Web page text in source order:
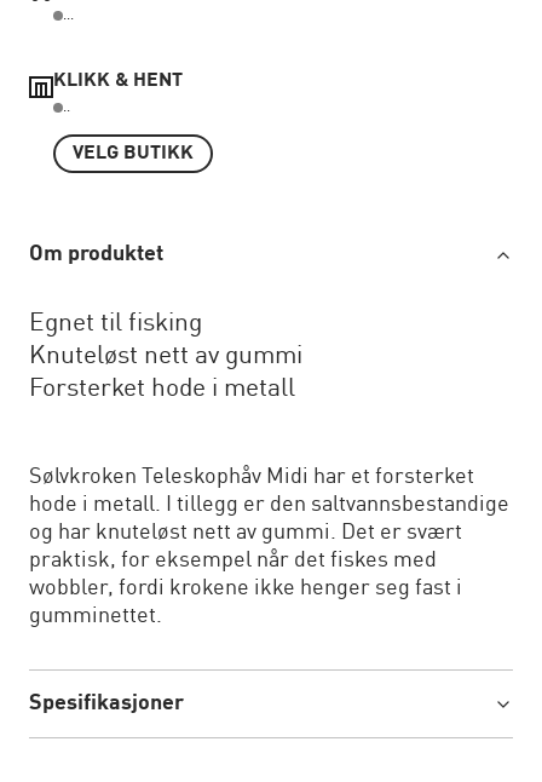
...
KLIKK & HENT
..
VELG BUTIKK
Om produktet
Egnet til fisking
Knuteløst nett av gummi
Forsterket hode i metall
Sølvkroken Teleskophåv Midi har et forsterket
hode i metall. I tillegg er den saltvannsbestandige
og har knuteløst nett av gummi. Det er svært
praktisk, for eksempel når det fiskes med
wobbler, fordi krokene ikke henger seg fast i
gumminettet.
Spesifikasjoner